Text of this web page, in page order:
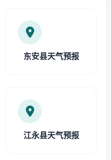
东安县天气预报
江永县天气预报